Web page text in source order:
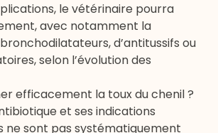
le vétérinaire pourra
avec notamment la
d’antitussifs ou
selon l’évolution des
efficacement la toux du chenil ?
et ses indications
ne sont pas systématiquement